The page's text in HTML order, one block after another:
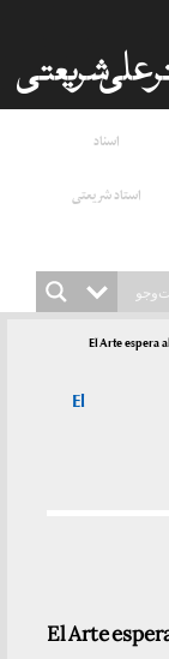
اسناد
استاد شریعتی
El Arte espera
El
El Arte